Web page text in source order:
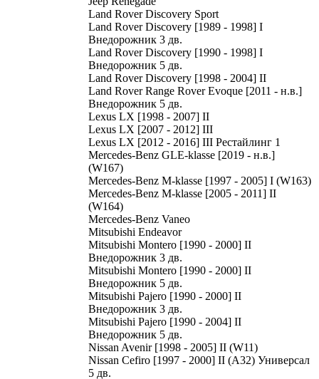
Land Rover Discovery Sport
Land Rover Discovery [1989 - 1998] I
Внедорожник 3 дв.
Land Rover Discovery [1990 - 1998] I
Внедорожник 5 дв.
Land Rover Discovery [1998 - 2004] II
Land Rover Range Rover Evoque [2011 - н.в.]
Внедорожник 5 дв.
Lexus LX [1998 - 2007] II
Lexus LX [2007 - 2012] III
Lexus LX [2012 - 2016] III Рестайлинг 1
Mercedes-Benz GLE-klasse [2019 - н.в.]
(W167)
Mercedes-Benz M-klasse [1997 - 2005] I (W163)
Mercedes-Benz M-klasse [2005 - 2011] II
(W164)
Mercedes-Benz Vaneo
Mitsubishi Endeavor
Mitsubishi Montero [1990 - 2000] II
Внедорожник 3 дв.
Mitsubishi Montero [1990 - 2000] II
Внедорожник 5 дв.
Mitsubishi Pajero [1990 - 2000] II
Внедорожник 3 дв.
Mitsubishi Pajero [1990 - 2004] II
Внедорожник 5 дв.
Nissan Avenir [1998 - 2005] II (W11)
Nissan Cefiro [1997 - 2000] II (A32) Универсал
5 дв.